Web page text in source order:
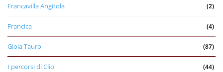
Francavilla Angitola (2)
Francica (4)
Gioia Tauro (87)
I percorsi di Clio (44)